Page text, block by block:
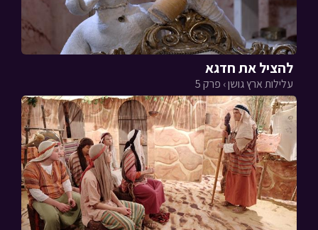
להציל את חדגא
עלילות ארץ גושן › פרק 5